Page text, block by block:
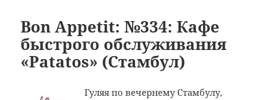
Bon Appetit: №334: Кафе
быстрого обслуживания
«Patatos» (Стамбул)
Гуляя по вечернему Стамбулу,